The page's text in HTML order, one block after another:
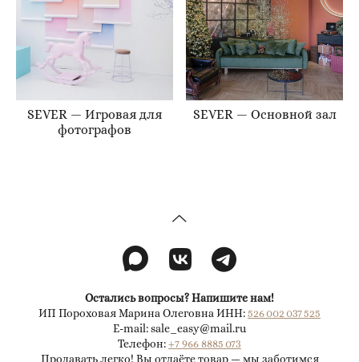
SEVER — Игровая для
фотографов
SEVER — Основной зал
Остались вопросы? Напишите нам!
ИП Пороховая Марина Олеговна ИНН:526 002 037 525
E-mail: sale_easy@mail.ru
Телефон:+7 966 8885 073
Продавать легко! Вы отдаёте товар — мы заботимся